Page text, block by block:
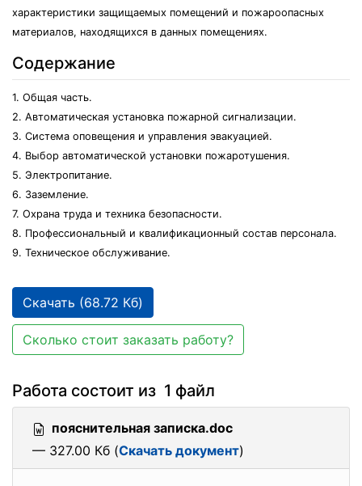
характеристики защищаемых помещений и пожароопасных
материалов, находящихся в данных помещениях.
Содержание
1. Общая часть.
2. Автоматическая установка пожарной сигнализации.
3. Система оповещения и управления эвакуацией.
4. Выбор автоматической установки пожаротушения.
5. Электропитание.
6. Заземление.
7. Охрана труда и техника безопасности.
8. Профессиональный и квалификационный состав персонала.
9. Техническое обслуживание.
Скачать (68.72 Кб)
Сколько стоит заказать работу?
Работа состоит из 1 файл
пояснительная записка.doc
— 327.00 Кб (Скачать документ)